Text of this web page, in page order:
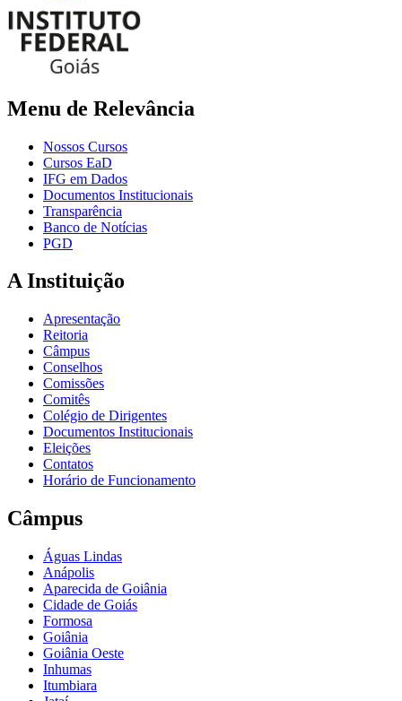
Menu de Relevância
Nossos Cursos
Cursos EaD
IFG em Dados
Documentos Institucionais
Transparência
Banco de Notícias
PGD
A Instituição
Apresentação
Reitoria
Câmpus
Conselhos
Comissões
Comitês
Colégio de Dirigentes
Documentos Institucionais
Eleições
Contatos
Horário de Funcionamento
Câmpus
Águas Lindas
Anápolis
Aparecida de Goiânia
Cidade de Goiás
Formosa
Goiânia
Goiânia Oeste
Inhumas
Itumbiara